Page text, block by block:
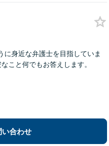
に身近な弁護士を目指していま
こと何でもお答えします。
い合わせ